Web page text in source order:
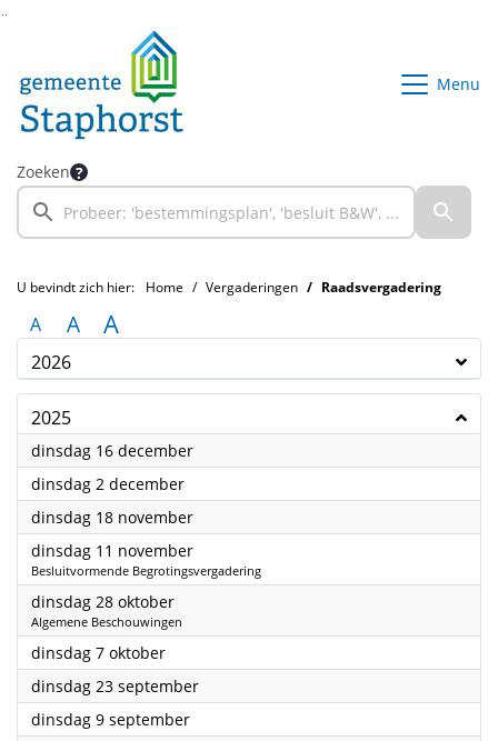
Ga naar de inhoud van deze pagina
Menu
Zoeken
U bevindt zich hier: Home Vergaderingen Raadsvergadering
A A A
2026
2025
dinsdag 16 december2025
dinsdag 2 december2025
dinsdag 18 november2025
dinsdag 11 november2025
Besluitvormende Begrotingsvergadering
dinsdag 28 oktober2025
Algemene Beschouwingen
dinsdag 7 oktober2025
dinsdag 23 september2025
dinsdag 9 september2025